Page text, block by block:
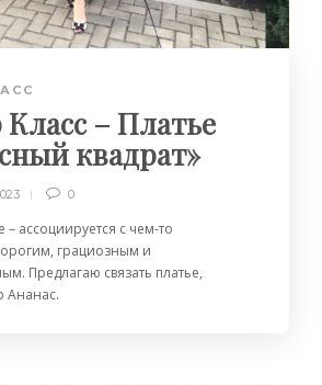
– Платье
квадрат»
0
– ассоциируется с чем-то
грациозным и
Предлагаю связать платье,
Ананас.